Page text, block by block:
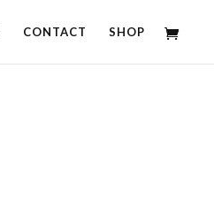
CONTACT SHOP